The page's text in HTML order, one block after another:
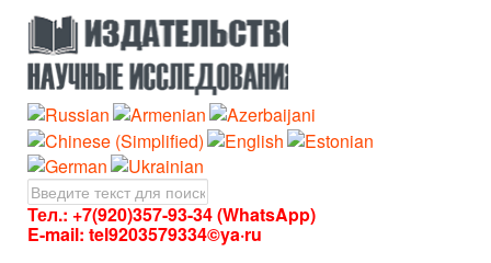
Тел.: +7(920)357-93-34 (WhatsApp)
E-mail: tel9203579334©ya·ru